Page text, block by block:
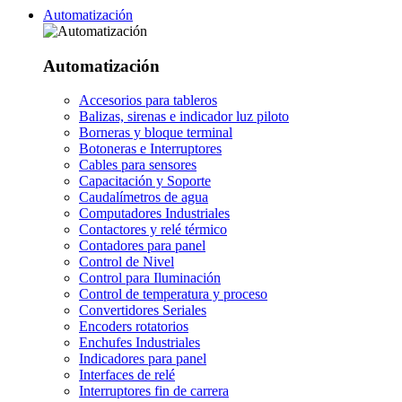
Automatización
Automatización
Accesorios para tableros
Balizas, sirenas e indicador luz piloto
Borneras y bloque terminal
Botoneras e Interruptores
Cables para sensores
Capacitación y Soporte
Caudalímetros de agua
Computadores Industriales
Contactores y relé térmico
Contadores para panel
Control de Nivel
Control para Iluminación
Control de temperatura y proceso
Convertidores Seriales
Encoders rotatorios
Enchufes Industriales
Indicadores para panel
Interfaces de relé
Interruptores fin de carrera